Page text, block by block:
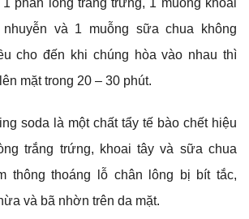
và 1 muỗng sữa chua không
cho đến khi chúng hòa vào nhau thì
mặt trong 20 – 30 phút.
soda là một chất tẩy tế bào chết hiệu
trắng trứng, khoai tây và sữa chua
thông thoáng lỗ chân lông bị bít tắc,
và bã nhờn trên da mặt.